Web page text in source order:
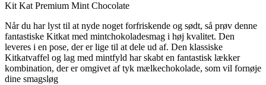
Kit Kat Premium Mint Chocolate
Når du har lyst til at nyde noget forfriskende og sødt, så prøv denne
fantastiske Kitkat med mintchokoladesmag i høj kvalitet. Den
leveres i en pose, der er lige til at dele ud af. Den klassiske
Kitkatvaffel og lag med mintfyld har skabt en fantastisk lækker
kombination, der er omgivet af tyk mælkechokolade, som vil fornøje
dine smagsløg